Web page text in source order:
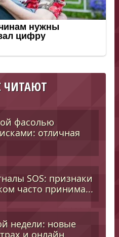
ЧИТАЮТ
фасолью
отличная
SOS: признаки
часто принима...
недели: новые
и онлайн